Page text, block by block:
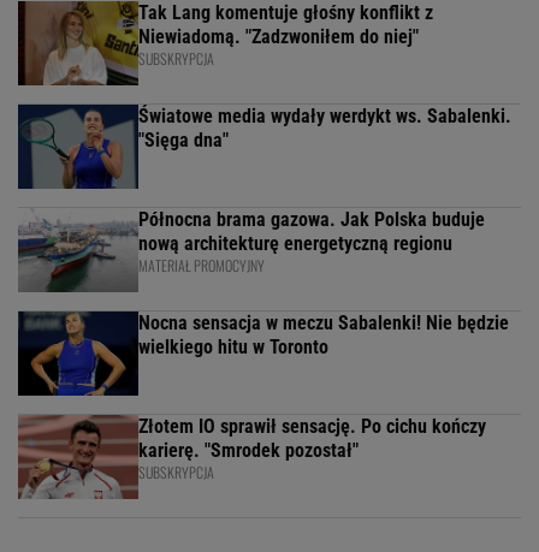
Tak Lang komentuje głośny konflikt z
Niewiadomą. "Zadzwoniłem do niej"
SUBSKRYPCJA
Światowe media wydały werdykt ws. Sabalenki.
"Sięga dna"
Północna brama gazowa. Jak Polska buduje
nową architekturę energetyczną regionu
MATERIAŁ PROMOCYJNY
Nocna sensacja w meczu Sabalenki! Nie będzie
wielkiego hitu w Toronto
Złotem IO sprawił sensację. Po cichu kończy
karierę. "Smrodek pozostał"
SUBSKRYPCJA